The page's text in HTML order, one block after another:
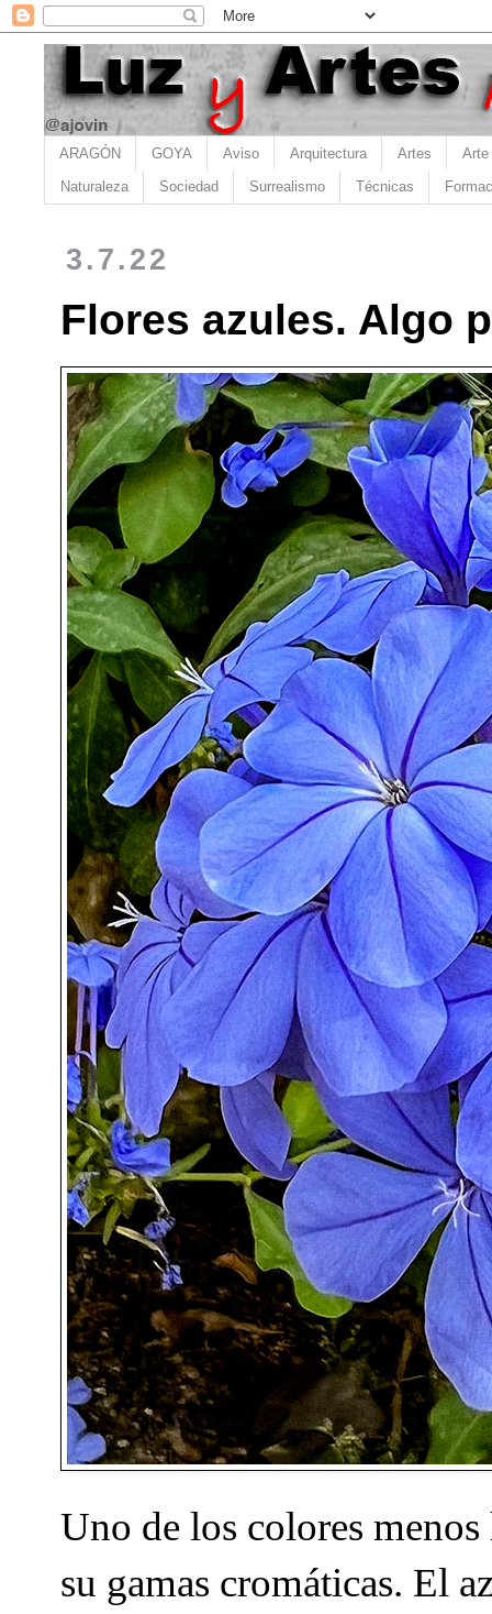
ARAGÓN GOYA Aviso Arquitectura Artes Arte
Naturaleza Sociedad Surrealismo Técnicas
3.7.22
Flores azules. Algo
Uno de los colores
su gamas cromáticas. El